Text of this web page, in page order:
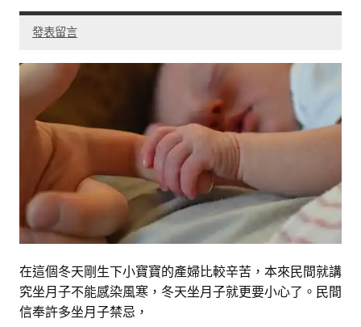
發表留言
在這個冬天剛生下小寶寶的產婦比較辛苦，本來民間就講
究坐月子不能感染風寒，冬天坐月子就更要小心了。民間
信奉許多坐月子禁忌，